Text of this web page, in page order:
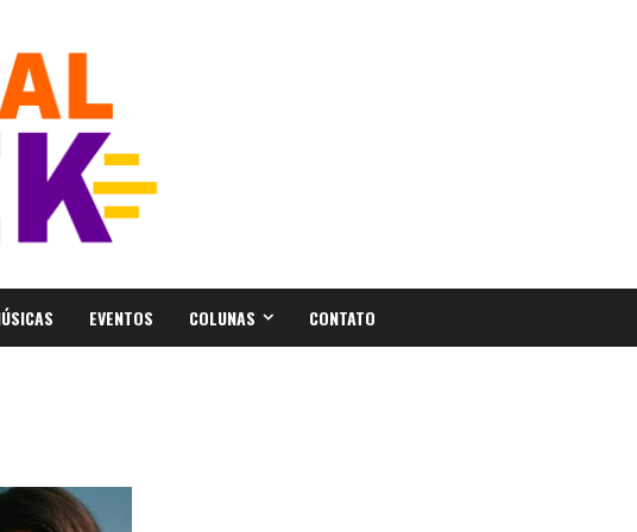
EVENTOS COLUNAS CONTATO